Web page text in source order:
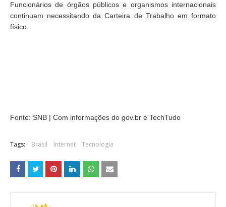
Funcionários de órgãos públicos e organismos internacionais
continuam necessitando da Carteira de Trabalho em formato
físico.
Fonte: SNB | Com informações do gov.br e TechTudo
Tags: Brasil Internet Tecnologia